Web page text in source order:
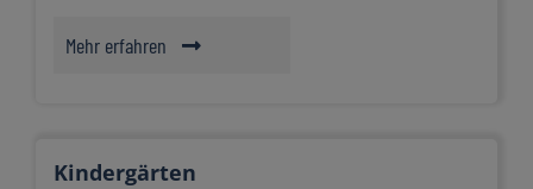
Mehr erfahren
Kindergärten